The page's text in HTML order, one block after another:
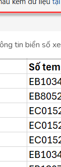
tin biển số